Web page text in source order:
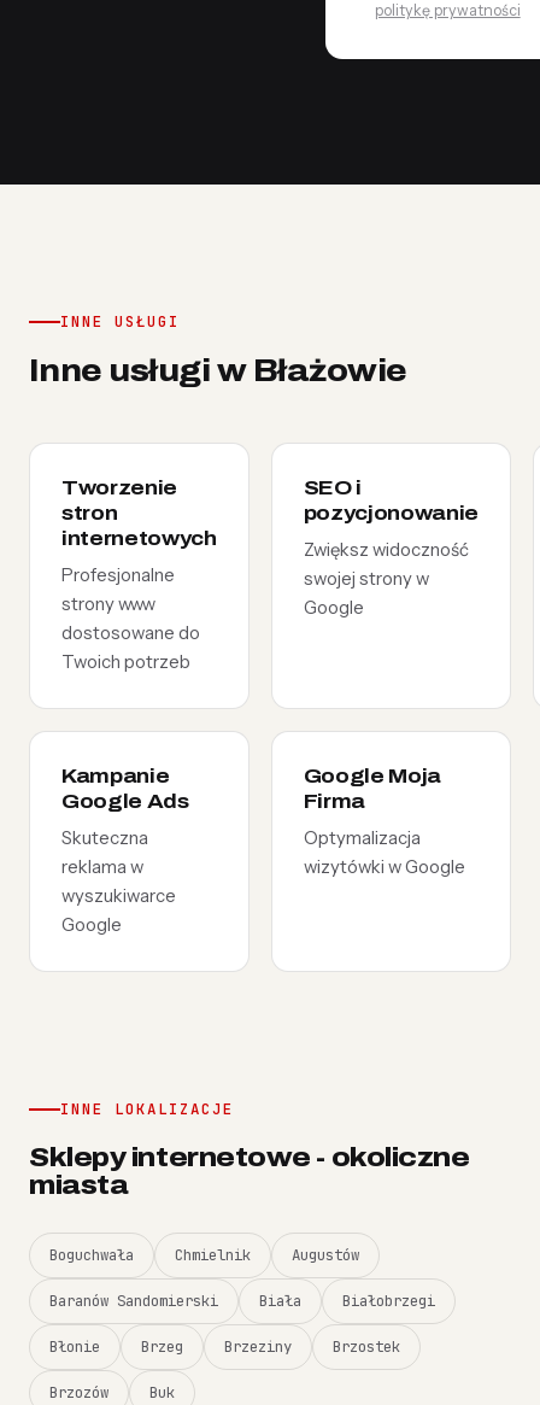
politykę prywatności
INNE USŁUGI
Inne usługi w Błażowie
Tworzenie
stron
internetowych
Profesjonalne
strony www
dostosowane do
Twoich potrzeb
SEO i
pozycjonowanie
Zwiększ widoczność
swojej strony w
Google
Kampanie
Google Ads
Skuteczna
reklama w
wyszukiwarce
Google
Google Moja
Firma
Optymalizacja
wizytówki w Google
INNE LOKALIZACJE
Sklepy internetowe - okoliczne
miasta
Boguchwała Chmielnik Augustów
Baranów Sandomierski Biała Białobrzegi
Błonie Brzeg Brzeziny Brzostek
Brzozów Buk